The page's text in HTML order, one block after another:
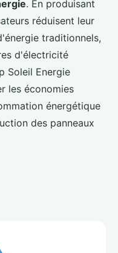
. En produisant
réduisent leur
traditionnels,
d'électricité
Soleil Energie
les économies
énergétique
des panneaux